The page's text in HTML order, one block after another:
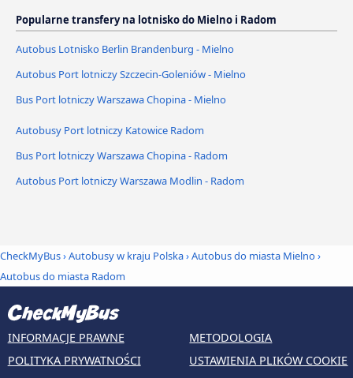
Popularne transfery na lotnisko do Mielno i Radom
Autobus Lotnisko Berlin Brandenburg - Mielno
Autobus Port lotniczy Szczecin-Goleniów - Mielno
Bus Port lotniczy Warszawa Chopina - Mielno
Autobusy Port lotniczy Katowice Radom
Bus Port lotniczy Warszawa Chopina - Radom
Autobus Port lotniczy Warszawa Modlin - Radom
CheckMyBus›Autobusy w kraju Polska›Autobus do miasta Mielno›
Autobus do miasta Radom
INFORMACJE PRAWNE
POLITYKA PRYWATNOŚCI
METODOLOGIA
USTAWIENIA PLIKÓW COOKIE